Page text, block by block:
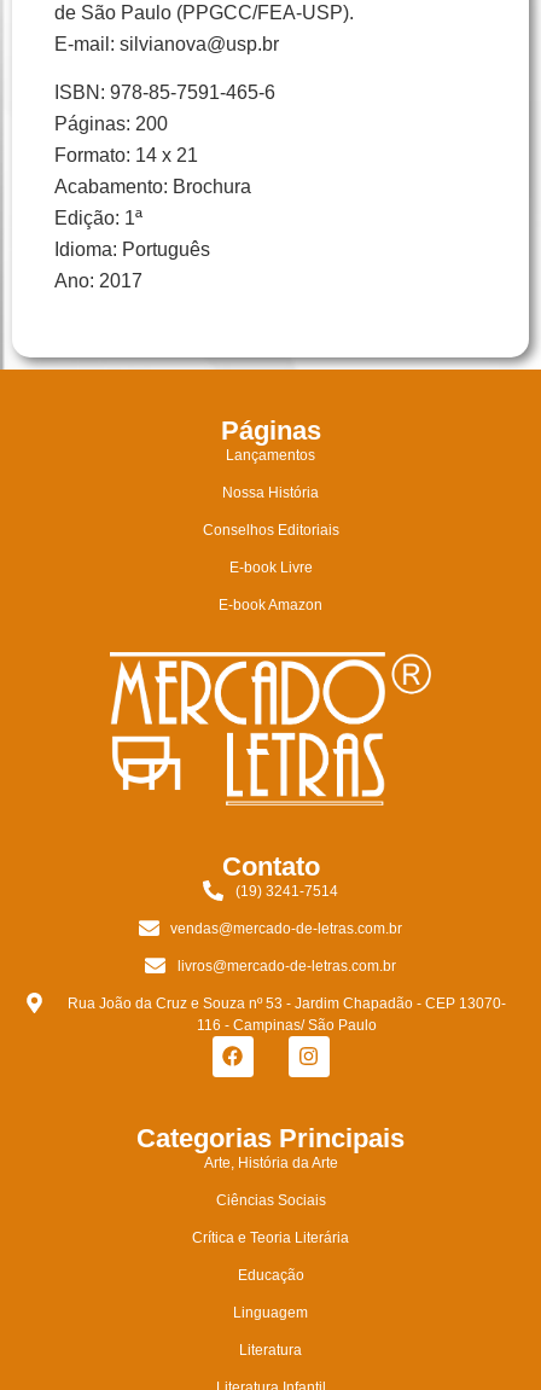
de São Paulo (PPGCC/FEA-USP).
E-mail: silvianova@usp.br
ISBN: 978-85-7591-465-6
Páginas: 200
Formato: 14 x 21
Acabamento: Brochura
Edição: 1ª
Idioma: Português
Ano: 2017
Páginas
Lançamentos
Nossa História
Conselhos Editoriais
E-book Livre
E-book Amazon
Contato
(19) 3241-7514
vendas@mercado-de-letras.com.br
livros@mercado-de-letras.com.br
Rua João da Cruz e Souza nº 53 - Jardim Chapadão - CEP 13070-
116 - Campinas/ São Paulo
Categorias Principais
Arte, História da Arte
Ciências Sociais
Crítica e Teoria Literária
Educação
Linguagem
Literatura